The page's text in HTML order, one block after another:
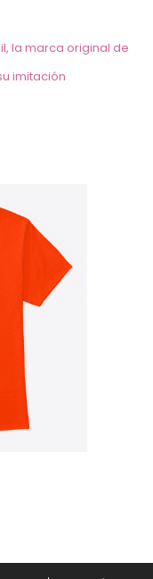
la marca original de
imitación